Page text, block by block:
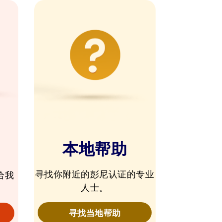
我
本地帮助
寻找你附近的彭尼认证的专业
人士。
寻找当地帮助